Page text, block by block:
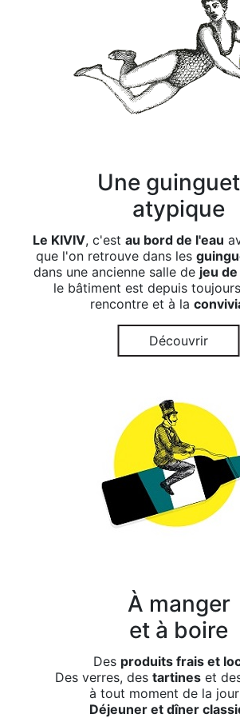
Une
atypique
Le KIVIV, c'est au bord de l'eau
que l'on retrouve dans les
dans une ancienne salle de jeu
le bâtiment est depuis
rencontre et à la
Découvrir
À manger
et à boire
Des produits frais et
Des verres, des tartineset
à tout moment de la
Déjeuner et dîner